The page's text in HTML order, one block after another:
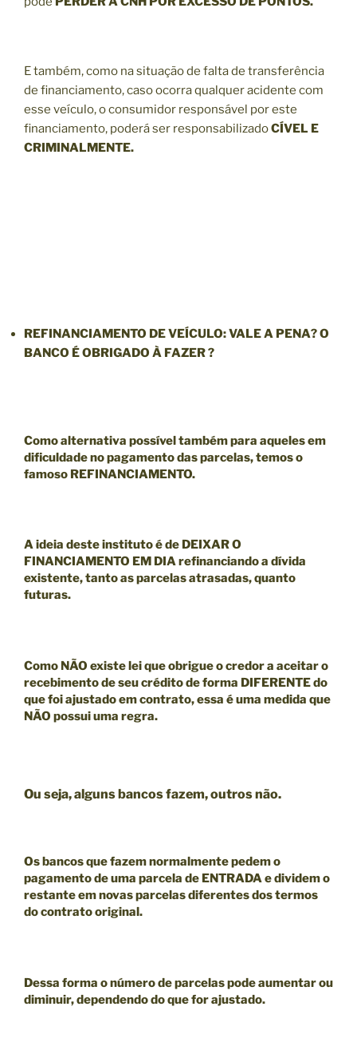
E também, como na situação de falta de transferência
de financiamento, caso ocorra qualquer acidente com
esse veículo, o consumidor responsável por este
financiamento, poderá ser responsabilizadoCÍVEL E
CRIMINALMENTE.
REFINANCIAMENTO DE VEÍCULO: VALE A PENA? O
BANCO É OBRIGADO À FAZER ?
Como alternativa possível também para aqueles em
dificuldade no pagamento das parcelas, temos o
famoso REFINANCIAMENTO.
A ideia deste instituto é de DEIXAR O
FINANCIAMENTO EM DIArefinanciando a dívida
existente, tanto as parcelas atrasadas, quanto
futuras.
Como NÃO existe lei que obrigue o credor a aceitar o
recebimento de seu crédito de forma DIFERENTE do
que foi ajustado em contrato, essa é uma medida que
NÃO possui uma regra.
Ou seja, alguns bancos fazem, outros não.
Os bancos que fazem normalmente pedem o
pagamento de uma parcela de ENTRADA e dividem o
restante em novas parcelas diferentes dos termos
do contrato original.
Dessa forma o número de parcelas pode aumentar ou
diminuir, dependendo do que for ajustado.